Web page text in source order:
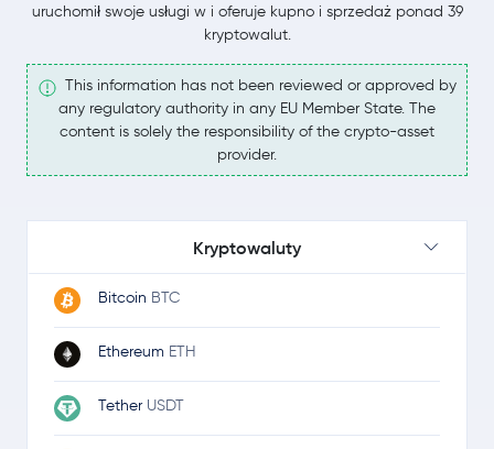
uruchomił swoje usługi w i oferuje kupno i sprzedaż ponad 39
kryptowalut.
This information has not been reviewed or approved by
any regulatory authority in any EU Member State. The
content is solely the responsibility of the crypto-asset
provider.
Kryptowaluty
Bitcoin BTC
Ethereum ETH
Tether USDT